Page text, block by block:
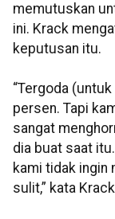
memutuskan
ini. Krack
keputusan itu.
“Tergoda
persen. Tapi
sangat
dia buat saat
kami tidak ingin
sulit,” kata